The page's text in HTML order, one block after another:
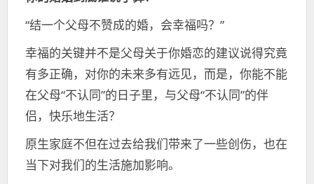
“结一个父母不赞成的婚，会幸福吗？”
幸福的关键并不是父母关于你婚恋的建议说得究竟
有多正确，对你的未来多有远见，而是，你能不能
在父母“不认同”的日子里，与父母“不认同”的伴
侣，快乐地生活？
原生家庭不但在过去给我们带来了一些创伤，也在
当下对我们的生活施加影响。